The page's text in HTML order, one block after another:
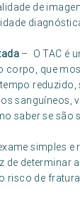
de
– O TAC é
corpo, que
sanguíneos,
saber se são
simples
de
risco de